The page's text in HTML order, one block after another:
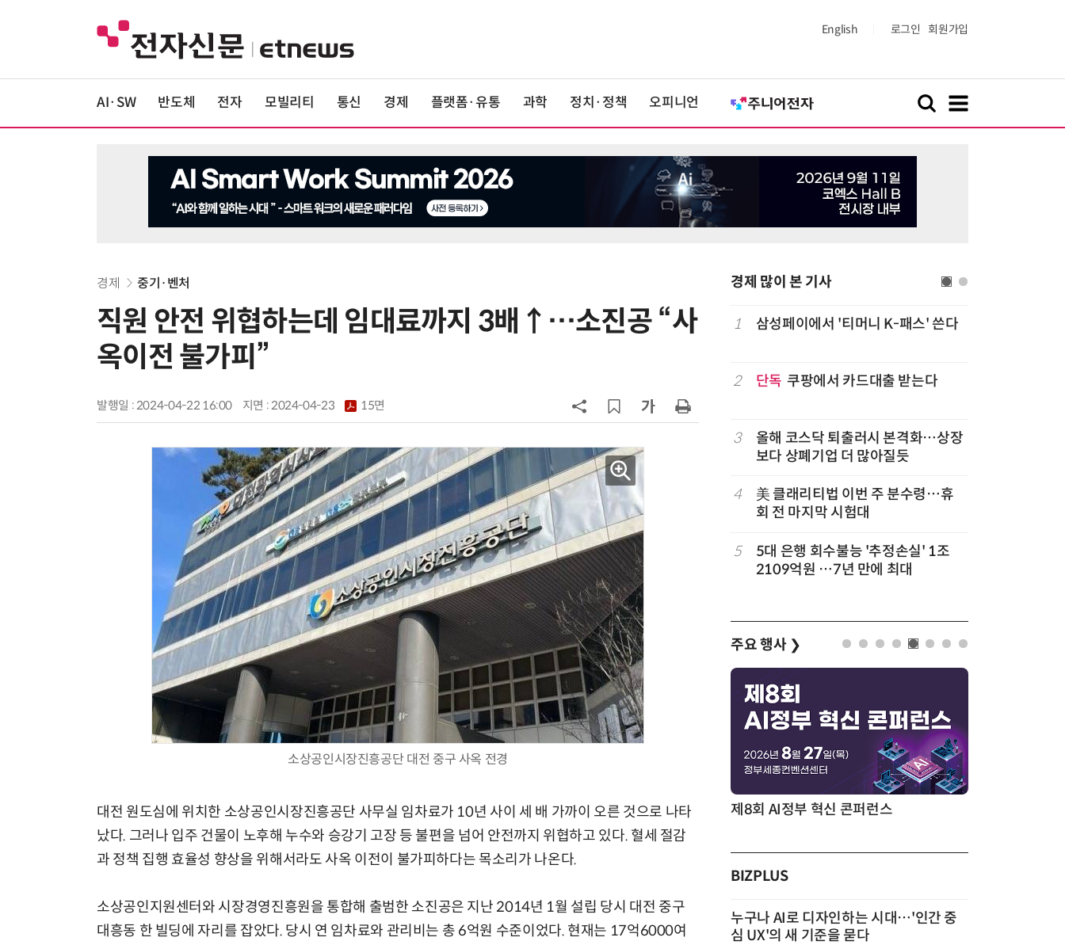
English 로그인 회원가입
AI·SW 반도체 전자 모빌리티 통신 경제 플랫폼·유통 과학 정치·정책 오피니언
경제 중기·벤처
직원 안전 위협하는데 임대료까지 3배↑…소진공 “사
옥이전 불가피”
발행일 : 2024-04-22 16:00 지면 :2024-04-23 15면
소상공인시장진흥공단 대전 중구 사옥 전경
대전 원도심에 위치한 소상공인시장진흥공단 사무실 임차료가 10년 사이 세 배 가까이 오른 것으로 나타
났다. 그러나 입주 건물이 노후해 누수와 승강기 고장 등 불편을 넘어 안전까지 위협하고 있다. 혈세 절감
과 정책 집행 효율성 향상을 위해서라도 사옥 이전이 불가피하다는 목소리가 나온다.
소상공인지원센터와 시장경영진흥원을 통합해 출범한 소진공은 지난 2014년 1월 설립 당시 대전 중구
대흥동 한 빌딩에 자리를 잡았다. 당시 연 임차료와 관리비는 총 6억원 수준이었다. 현재는 17억6000여
경제 많이 본 기사
6 단독
보험 소비자 개인정보 유출 막
서 TV·모니터 '大戰'
대기업과 협력사 AI 상생 시동
9
500조 퇴직연금 시장 노리는 RA 핀
테크…AI 연금운용 경쟁 본격화
10 코스피 급등에 매수 사이드카 발동
1 삼성페이에서 '티머니 K-패스' 쓴다
2 단독 쿠팡에서 카드대출 받는다
3
올해 코스닥 퇴출러시 본격화…상장
보다 상폐기업 더 많아질듯
4
美 클래리티법 이번 주 분수령…휴
회 전 마지막 시험대
5
5대 은행 회수불능 '추정손실' 1조
2109억원 …7년 만에 최대
주요 행사 ❯
모든 업무 담당자(비개발자)를 위한 온톨로지 기반 AI 지식체계 설계 1-day 워크숍 AI 핀옵스 실전 세미나: 폭증하는 AI 토큰 비용 관리 전략 2026 전자신문 테크데이 제8회 AI정부 혁신 콘퍼런스
BIZPLUS
누구나 AI로 디자인하는 시대…'인간 중
심 UX'의 새 기준을 묻다